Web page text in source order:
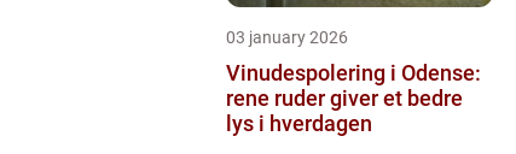
03 january 2026
Vinudespolering i Odense:
rene ruder giver et bedre
lys i hverdagen